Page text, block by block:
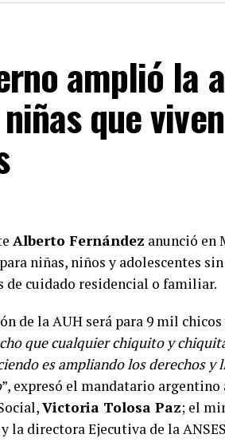
el decreto de
pasar un día
en la
años de #MilagroSala
t.co/oIwTiRJNyF
por la Libertad de
“poner en su consideración los
de la figura del indulto
de la Legislatura jujeña” y
política con propósitos
que la Constitución le
Milagro”, afirmóLuis Paz,
amplió la
que
Alberto Fernández anunció en
niñas, niños y adolescentes
de cuidado residencial o familiar.
de la AUH será para 9 mil chicos
que cualquier chiquito y
es ampliando los derechos y
”, expresó el mandatario
Victoria Tolosa Paz; el
y la directora Ejecutiva de la